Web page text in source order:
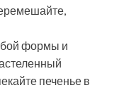
формы и
печенье в